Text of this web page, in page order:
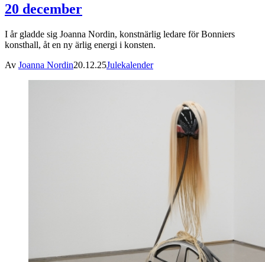
20 december
I år gladde sig Joanna Nordin, konstnärlig ledare för Bonniers
konsthall, åt en ny ärlig energi i konsten.
Av Joanna Nordin20.12.25Julekalender